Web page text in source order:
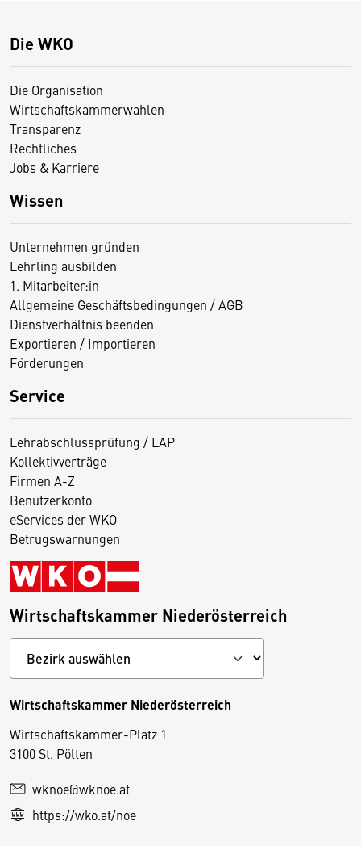
Die WKO
Die Organisation
Wirtschaftskammerwahlen
Transparenz
Rechtliches
Jobs & Karriere
Wissen
Unternehmen gründen
Lehrling ausbilden
1. Mitarbeiter:in
Allgemeine Geschäftsbedingungen / AGB
Dienstverhältnis beenden
Exportieren / Importieren
Förderungen
Service
Lehrabschlussprüfung / LAP
Kollektivverträge
Firmen A-Z
Benutzerkonto
eServices der WKO
Betrugswarnungen
Wirtschaftskammer Niederösterreich
Wirtschaftskammer Niederösterreich
Wirtschaftskammer-Platz 1
3100 St. Pölten
wknoe@wknoe.at
https://wko.at/noe
D
e
s